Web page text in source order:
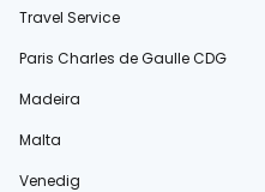
Travel Service
Paris Charles de Gaulle CDG
Madeira
Malta
Venedig